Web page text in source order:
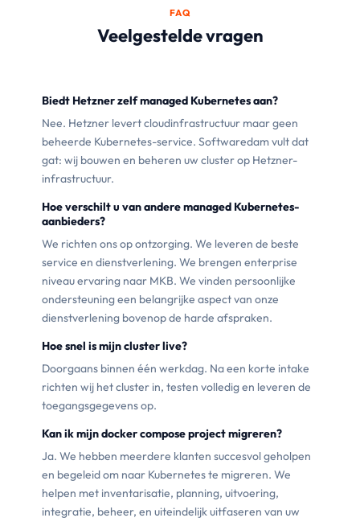
FAQ
Veelgestelde vragen
Biedt Hetzner zelf managed Kubernetes aan?
Nee. Hetzner levert cloudinfrastructuur maar geen
beheerde Kubernetes-service. Softwaredam vult dat
gat: wij bouwen en beheren uw cluster op Hetzner-
infrastructuur.
Hoe verschilt u van andere managed Kubernetes-
aanbieders?
We richten ons op ontzorging. We leveren de beste
service en dienstverlening. We brengen enterprise
niveau ervaring naar MKB. We vinden persoonlijke
ondersteuning een belangrijke aspect van onze
dienstverlening bovenop de harde afspraken.
Hoe snel is mijn cluster live?
Doorgaans binnen één werkdag. Na een korte intake
richten wij het cluster in, testen volledig en leveren de
toegangsgegevens op.
Kan ik mijn docker compose project migreren?
Ja. We hebben meerdere klanten succesvol geholpen
en begeleid om naar Kubernetes te migreren. We
helpen met inventarisatie, planning, uitvoering,
integratie, beheer, en uiteindelijk uitfaseren van uw